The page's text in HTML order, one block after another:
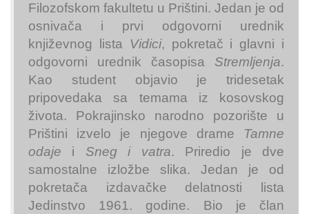
Filozofskom fakultetu u Prištini. Jedan je od
osnivača i prvi odgovorni urednik
književnog lista Vidici, pokretač i glavni i
odgovorni urednik časopisa Stremljenja.
Kao student objavio je tridesetak
pripovedaka sa temama iz kosovskog
života. Pokrajinsko narodno pozorište u
Prištini izvelo je njegove drame Tamne
odaje i Sneg i vatra. Priredio je dve
samostalne izložbe slika. Jedan je od
pokretača izdavačke delatnosti lista
Jedinstvo 1961. godine. Bio je član